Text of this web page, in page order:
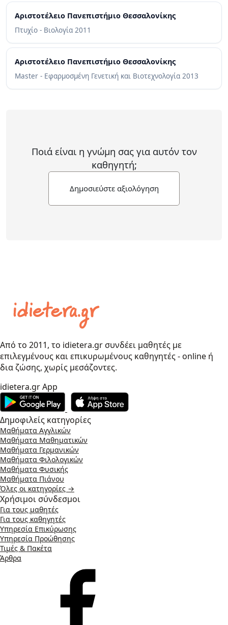
Αριστοτέλειο Πανεπιστήμιο Θεσσαλονίκης
Πτυχίο - Βιολογία 2011
Αριστοτέλειο Πανεπιστήμιο Θεσσαλονίκης
Master - Εφαρμοσμένη Γενετική και Βιοτεχνολογία 2013
Ποιά είναι η γνώμη σας για αυτόν τον
καθηγητή;
Δημοσιεύστε αξιολόγηση
Από το 2011, το idietera.gr συνδέει μαθητές με
επιλεγμένους και επικυρωμένους καθηγητές - online ή
δια ζώσης, χωρίς μεσάζοντες.
idietera.gr App
Δημοφιλείς κατηγορίες
Μαθήματα Αγγλικών
Μαθήματα Μαθηματικών
Μαθήματα Γερμανικών
Μαθήματα Φιλολογικών
Μαθήματα Φυσικής
Μαθήματα Πιάνου
Όλες οι κατηγορίες →
Χρήσιμοι σύνδεσμοι
Για τους μαθητές
Για τους καθηγητές
Υπηρεσία Επικύρωσης
Υπηρεσία Προώθησης
Τιμές & Πακέτα
Άρθρα